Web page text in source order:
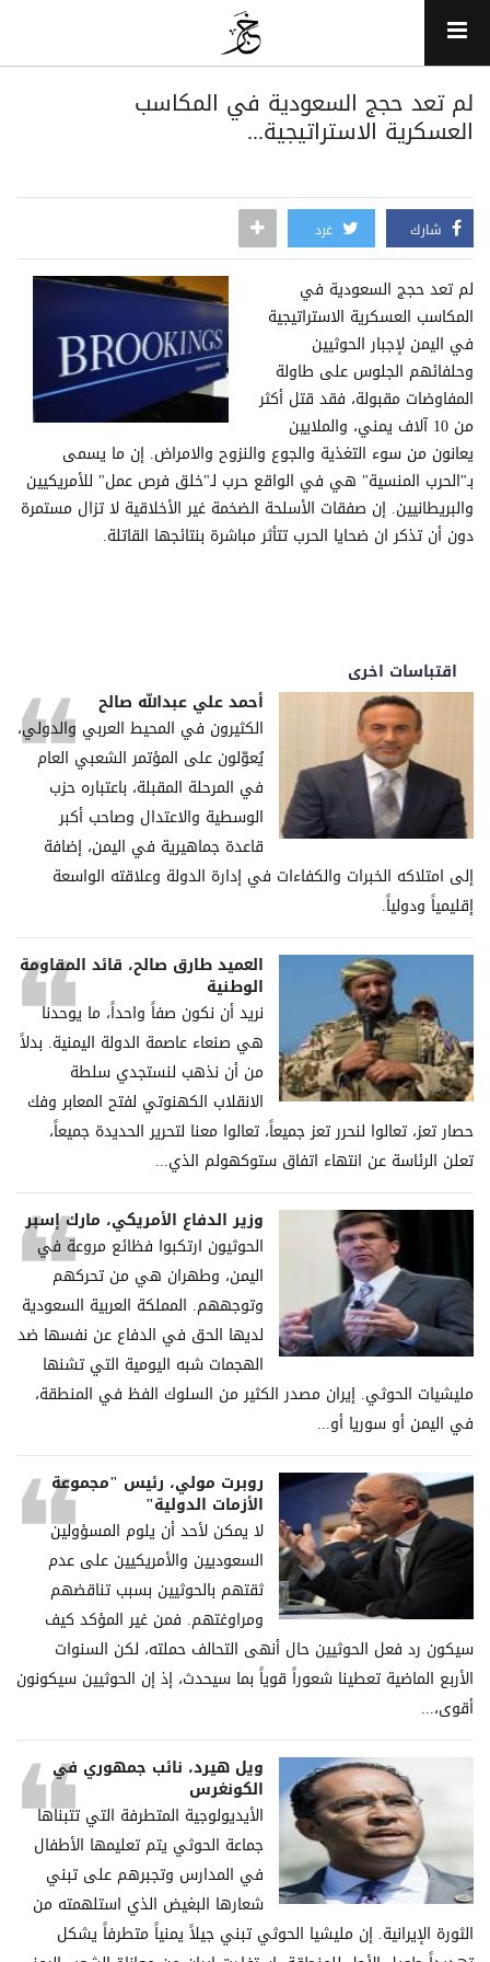
لم تعد حجج السعودية في المكاسب
العسكرية الاستراتيجية...
شارك غرد
لم تعد حجج السعودية في
المكاسب العسكرية الاستراتيجية
في اليمن لإجبار الحوثيين
وحلفائهم الجلوس على طاولة
المفاوضات مقبولة، فقد قتل أكثر
من 10 آلاف يمني، والملايين
يعانون من سوء التغذية والجوع والنزوح والامراض. إن ما يسمى
بـ"الحرب المنسية" هي في الواقع حرب لـ"خلق فرص عمل" للأمريكيين
والبريطانيين. إن صفقات الأسلحة الضخمة غير الأخلاقية لا تزال مستمرة
دون أن تذكر ان ضحايا الحرب تتأثر مباشرة بنتائجها القاتلة.
اقتباسات اخرى
أحمد علي عبدالله صالح
الكثيرون في المحيط العربي والدولي،
يُعوّلون على المؤتمر الشعبي العام
في المرحلة المقبلة، باعتباره حزب
الوسطية والاعتدال وصاحب أكبر
قاعدة جماهيرية في اليمن، إضافة
إلى امتلاكه الخبرات والكفاءات في إدارة الدولة وعلاقته الواسعة
إقليمياً ودولياً.
العميد طارق صالح، قائد المقاومة
الوطنية
نريد أن نكون صفاً واحداً، ما يوحدنا
هي صنعاء عاصمة الدولة اليمنية. بدلاً
من أن نذهب لنستجدي سلطة
الانقلاب الكهنوتي لفتح المعابر وفك
حصار تعز، تعالوا لنحرر تعز جميعاً، تعالوا معنا لتحرير الحديدة جميعاً،
تعلن الرئاسة عن انتهاء اتفاق ستوكهولم الذي...
وزير الدفاع الأمريكي، مارك إسبر
الحوثيون ارتكبوا فظائع مروعة في
اليمن، وطهران هي من تحركهم
وتوجههم. المملكة العربية السعودية
لديها الحق في الدفاع عن نفسها ضد
الهجمات شبه اليومية التي تشنها
مليشيات الحوثي. إيران مصدر الكثير من السلوك الفظ في المنطقة،
في اليمن أو سوريا أو...
روبرت مولي، رئيس "مجموعة
الأزمات الدولية"
لا يمكن لأحد أن يلوم المسؤولين
السعوديين والأمريكيين على عدم
ثقتهم بالحوثيين بسبب تناقضهم
ومراوغتهم. فمن غير المؤكد كيف
سيكون رد فعل الحوثيين حال أنهى التحالف حملته، لكن السنوات
الأربع الماضية تعطينا شعوراً قوياً بما سيحدث، إذ إن الحوثيين سيكونون
أقوى،...
ويل هيرد، نائب جمهوري في
الكونغرس
الأيديولوجية المتطرفة التي تتبناها
جماعة الحوثي يتم تعليمها الأطفال
في المدارس وتجبرهم على تبني
شعارها البغيض الذي استلهمته من
الثورة الإيرانية. إن مليشيا الحوثي تبني جيلاً يمنياً متطرفاً يشكل